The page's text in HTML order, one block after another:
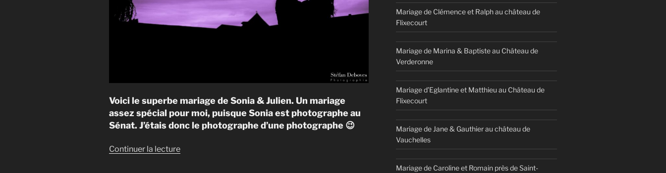
Voici le superbe mariage de Sonia & Julien. Un mariage
assez spécial pour moi, puisque Sonia est photographe au
Sénat. J’étais donc le photographe d’une photographe 😉
Continuer la lecturede
Mariage de Clémence et Ralph au château de
Flixecourt
Mariage de Marina & Baptiste au Château de
Verderonne
Mariage d’Eglantine et Matthieu au Château de
Flixecourt
Mariage de Jane & Gauthier au château de
Vauchelles
Mariage de Caroline et Romain près de Saint-